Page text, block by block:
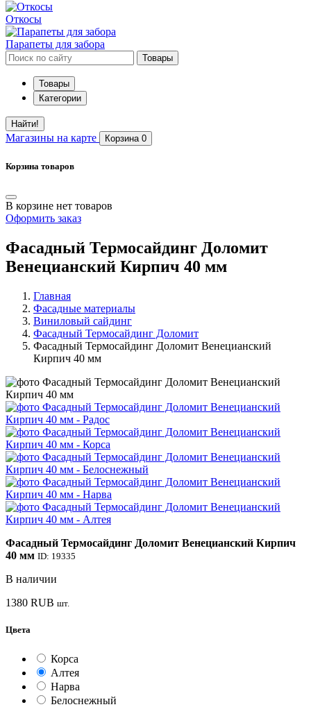
Откосы
Парапеты для забора
Товары
Товары
Категории
Найти!
Магазины на карте Корзина 0
Корзина товаров
В корзине нет товаров
Оформить заказ
Фасадный Термосайдинг Доломит
Венецианский Кирпич 40 мм
Главная
Фасадные материалы
Виниловый сайдинг
Фасадный Термосайдинг Доломит
Фасадный Термосайдинг Доломит Венецианский
Кирпич 40 мм
Фасадный Термосайдинг Доломит Венецианский Кирпич
40 мм ID: 19335
В наличии
1380 RUB шт.
Цвета
Корса
Алтея
Нарва
Белоснежный